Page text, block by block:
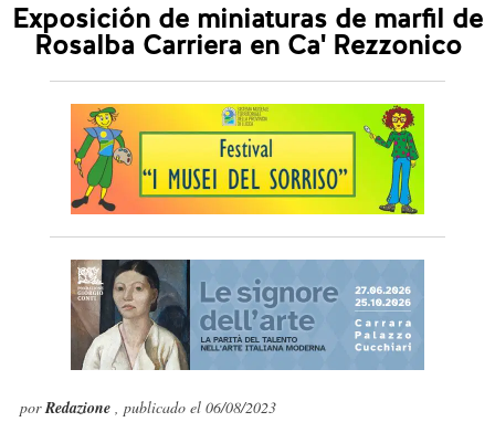
Exposición de miniaturas de marfil de
Rosalba Carriera en Ca' Rezzonico
porRedazione , publicado el 06/08/2023